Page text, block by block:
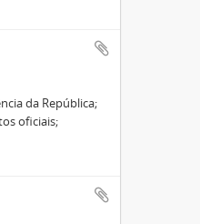
da República;
oficiais;